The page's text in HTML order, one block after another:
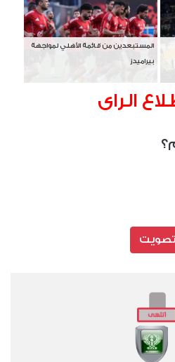
المستبعدين من قائمة الأهلي لمواجهة
بيراميدز
الراى
تصويت